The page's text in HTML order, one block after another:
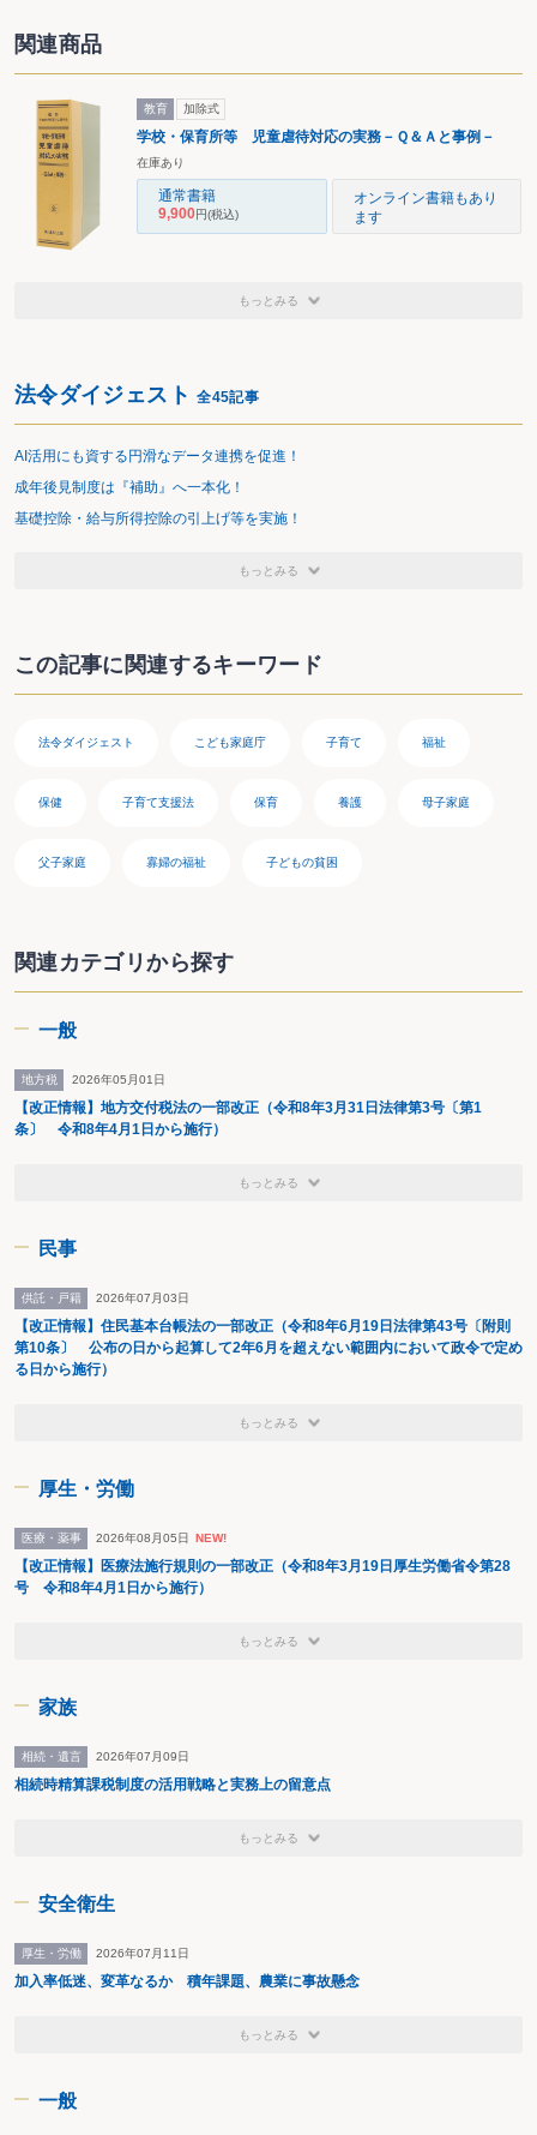
〈ク〉〈エ〉から〈キ〉までに掲げるもののほか、こども、こどものある家
庭及び妊産婦その他母性の福祉の増進に関すること。
〈ケ〉こどもの安全で安心な生活環境の整備に関する基本的な政策の企画及
び立案並びに推進に関すること。
〈コ〉独立行政法人日本スポーツ振興センターが行う独立行政法人日本スポ
ーツ振興センター法第15条第１項第７号に規定する災害共済給付に関
すること。
〈サ〉青少年が安全に安心してインターネットを利用できる環境の整備等に
関する法律第８条第１項に規定する基本計画の作成及び推進に関する
〈シ〉こどもの保健の向上に関すること（児童福祉法の規定による小児慢性
〈セ〉成育過程にある者及びその保護者並びに妊産婦に対し必要な成育医療
〈ソ〉旧優生保護法に基づく優生手術等を受けた者に対する一時金の支給等
に関する法律の規定による一時金の支給等に関すること。
〈タ〉こどもの虐待の防止に関すること。
制その他の地域における体制の整備に関すること。
〈ツ〉〈タ〉及び〈チ〉に掲げるもののほか、こどもの権利利益の擁護に関
〈テ〉少子化社会対策基本法第七条に規定する大綱の策定及び推進に関する
〈ト〉子ども・若者育成支援推進法第８条第１項に規定する子ども・若者育
調整及びこれに伴い必要となる当該事務の実施の推進に関すること。
修学の支援に関する関係行政機関の経費の配分計画に関すること。
〈ノ〉所掌事務に係る国際協力に関すること。
と。
〈ヒ〉〈ア〉から〈ハ〉までに掲げるもののほか、法律（法律に基づく命令
画及び立案並びに総合調整に関する事務（内閣官房が行う内閣法第12条第
２項第２号に掲げる事務を除きます。）をつかさどることとされました。
〈ア〉こどもが自立した個人としてひとしく健やかに成長することのできる
〈イ〉結婚、出産又は育児に希望を持つことができる社会環境の整備等少子
〈ウ〉子ども・若者育成支援に関する事項
〈７〉〈５〉及び〈６〉に定めるもののほか、こども家庭庁は、〈３〉の任務
を達成するため、内閣府設置法第４条第２項に規定する事務のうち、
〈２〉の任務に関連する特定の内閣の重要政策について、当該重要政策に
の統一を図るために必要となる企画及び立案並びに総合調整に関する事務
きは、関係行政機関の長に対し、資料の提出、説明その他必要な協力を求
めることができることとされました。
〈10〉〈９〉に定めるもののほか、別に法律で定めるところによりこども家庭
庁に置かれる審議会等は、旧優生保護法一時金認定審査会とし、旧優生保
護法に基づく優生手術等を受けた者に対する一時金の支給等に関する法律
（これに基づく命令を含みます。）の定めるところによることとされまし
〈12〉別に法律の定めるところによりこども家庭庁に置かれる特別の機関は、
〈13〉こども家庭庁は、内閣府設置法第53条第２項に規定する庁とすることと
〈14〉内閣府設置法第53条第２項の規定に基づきこども家庭庁に置かれる官房
及び局の数は、３以内とすることとされました。
〈15〉政府は、この法律の施行後５年を目途として、小学校就学前のこどもに
対する質の高い教育及び保育の提供その他のこどもの健やかな成長及びこ
の在り方について検討を加え、必要があると認めるときは、その結果に基
関連商品
教育 加除式
学校・保育所等 児童虐待対応の実務－Ｑ＆Ａと事例－
在庫あり
通常書籍
9,900円(税込)
オンライン書籍もあり
ます
もっとみる
法令ダイジェスト全45記事
AI活用にも資する円滑なデータ連携を促進！
成年後見制度は『補助』へ一本化！
基礎控除・給与所得控除の引上げ等を実施！
もっとみる
この記事に関連するキーワード
法令ダイジェスト こども家庭庁 子育て 福祉
保健 子育て支援法 保育 養護 母子家庭
父子家庭 寡婦の福祉 子どもの貧困
関連カテゴリから探す
一般
地方税 2026年05月01日
【改正情報】地方交付税法の一部改正（令和8年3月31日法律第3号〔第1
条〕 令和8年4月1日から施行）
もっとみる
民事
供託・戸籍 2026年07月03日
【改正情報】住民基本台帳法の一部改正（令和8年6月19日法律第43号〔附則
第10条〕 公布の日から起算して2年6月を超えない範囲内において政令で定め
る日から施行）
もっとみる
厚生・労働
医療・薬事 2026年08月05日 NEW!
【改正情報】医療法施行規則の一部改正（令和8年3月19日厚生労働省令第28
号 令和8年4月1日から施行）
もっとみる
家族
相続・遺言 2026年07月09日
相続時精算課税制度の活用戦略と実務上の留意点
もっとみる
安全衛生
厚生・労働 2026年07月11日
加入率低迷、変革なるか 積年課題、農業に事故懸念
もっとみる
一般